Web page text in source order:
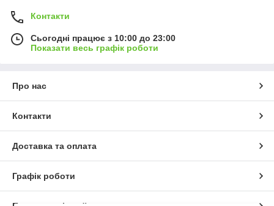
Контакти
Сьогодні працює з 10:00 до 23:00
Показати весь графік роботи
Про нас
Контакти
Доставка та оплата
Графік роботи